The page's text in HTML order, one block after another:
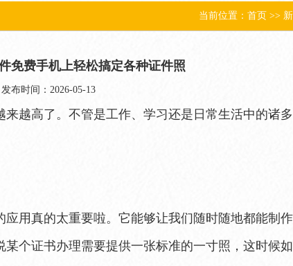
当前位置： 首页 >>
免费手机上轻松搞定各种证件照
发布时间：2026-05-13
越高了。不管是工作、学习还是日常生活中的诸
应用真的太重要啦。它能够让我们随时随地都能制
个证书办理需要提供一张标准的一寸照，这时候